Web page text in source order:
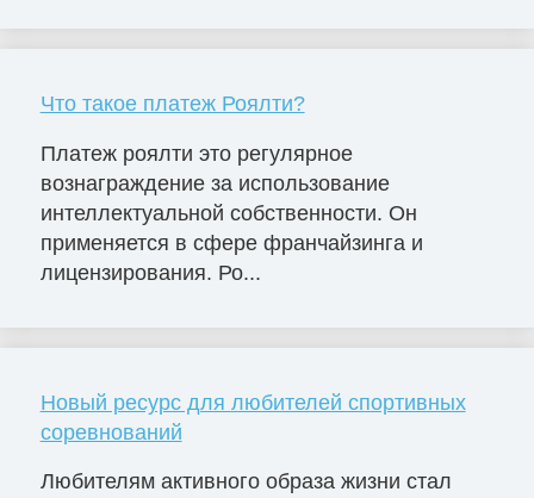
Что такое платеж Роялти?
Платеж роялти это регулярное
вознаграждение за использование
интеллектуальной собственности. Он
применяется в сфере франчайзинга и
лицензирования. Ро...
Новый ресурс для любителей спортивных
соревнований
Любителям активного образа жизни стал